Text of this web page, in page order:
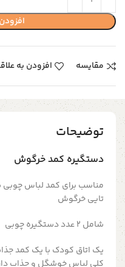
مقایسه افزودن به
توضیحات
دستگیره کمد خرگوش
مناسب برای کمد لباس
تایی خرگوش
شامل 2 عدد دستگیره چوبی
یک اتاق کودک با یک کمد
کلی لباس خوشگل و جذاب